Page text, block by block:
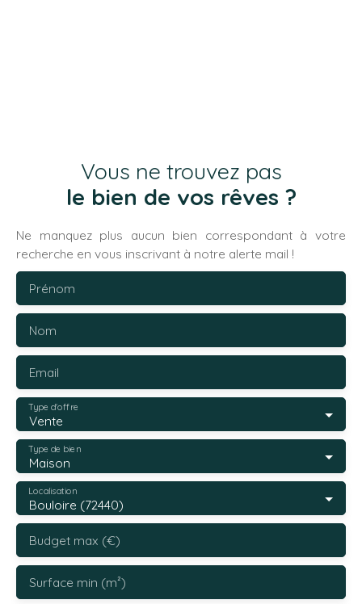
Vous ne trouvez pas
le bien de vos rêves ?
Ne manquez plus aucun bien correspondant à votre
recherche en vous inscrivant à notre alerte mail !
Prénom
Nom
Email
Vente
Type d'offre
Maison
Type de bien
Bouloire (72440)
Localisation
Budget max (€)
Surface min (m²)